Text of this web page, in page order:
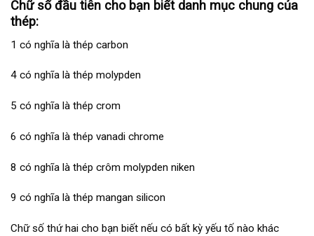
Chữ số đầu tiên cho bạn biết danh mục chung của
thép:
1 có nghĩa là thép carbon
4 có nghĩa là thép molypden
5 có nghĩa là thép crom
6 có nghĩa là thép vanadi chrome
8 có nghĩa là thép crôm molypden niken
9 có nghĩa là thép mangan silicon
Chữ số thứ hai cho bạn biết nếu có bất kỳ yếu tố nào khác